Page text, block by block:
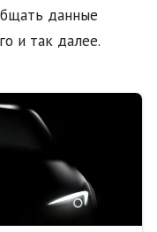
данные
и так далее.